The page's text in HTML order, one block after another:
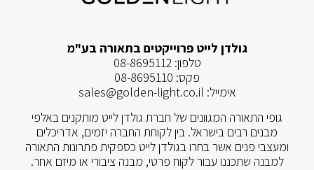
גולדן לייט פרוייקטים בתאורה בע"מ
טלפון:08-8695112
פקס: 08-8695110
אימייל: sales@golden-light.co.il
גופי התאורה המגוונים של חברת גולדן לייט מותקנים באלפי
מבנים רבים בישראל. בין לקוחת החברה יזמים, אדריכלים
ומעצבי פנים אשר בחרו בגולדן לייט כספקית פתרונות התאורה
למבנה שתכננו עבור לקוח פרטי, מבנה ציבורי או מיזם אחר.